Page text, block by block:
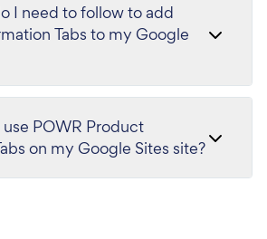
I need to follow to add
Tabs to my Google
POWR Product
on my Google Sites site?